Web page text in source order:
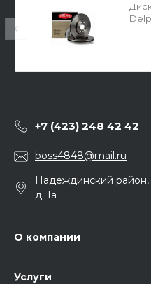
+7 (423) 248 42 42
boss4848@mail.ru
Надеждинский
д. 1а
О компании
Услуги